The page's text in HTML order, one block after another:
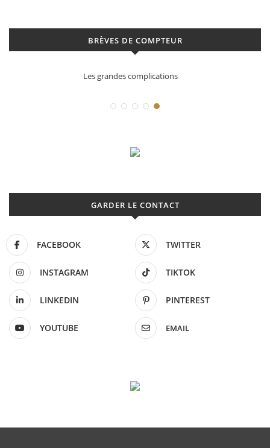
BRÈVES DE COMPTEUR
Déconstruction Parmigiani Fleurier
GARDER LE CONTACT
FACEBOOK TWITTER
INSTAGRAM TIKTOK
LINKEDIN PINTEREST
YOUTUBE EMAIL